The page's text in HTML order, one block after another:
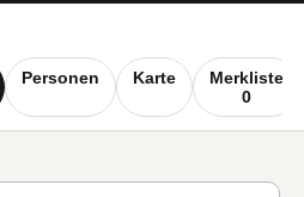
Personen Karte
Merkliste
0